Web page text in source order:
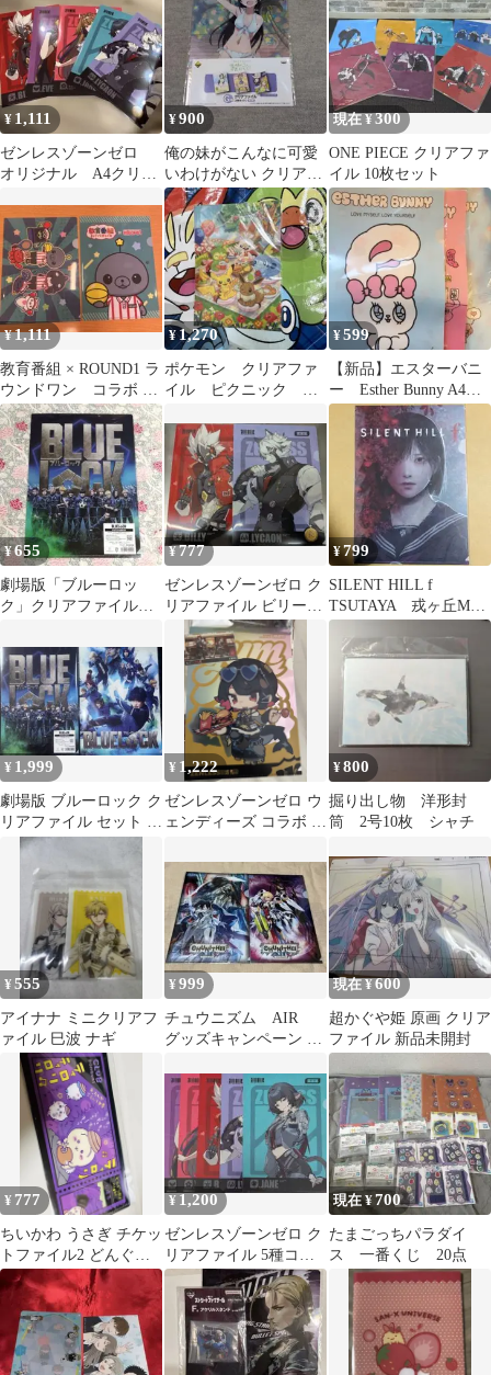
¥ 1,111
ゼンレスゾーンゼロ
オリジナル A4クリア
¥900
俺の妹がこんなに可愛
いわけがない クリアフ
ァイル3枚セット
現在 ¥300
ONE PIECE クリアファ
イル 10枚セット
¥1,111
教育番組 × ROUND1 ラ
ウンドワン コラボ ク
リアファイル 2種セッ
ト
¥1,270
ポケモン クリアファ
イル ピクニック メ
ルノリ
¥599
【新品】エスターバニ
ー Esther Bunny A4ク
リアファイル 3枚セッ
¥655
劇場版「ブルーロッ
ク」クリアファイル☆
K&TEAM綱啓永
¥777
ゼンレスゾーンゼロ ク
リアファイル ビリー＆
ライカン 2種セット
¥799
SILENT HILL f
TSUTAYA 戎ヶ丘MAP
和風クリアファイル
雛子
¥ 1,999
劇場版 ブルーロック ク
リアファイル セット 高
橋文哉 凪誠士郎
¥ 1,222
ゼンレスゾーンゼロ ウ
ェンディーズ コラボ ク
¥800
掘り出し物 洋形封
筒 2号10枚 シャチ
¥555
アイナナ ミニクリアフ
ァイル 巳波 ナギ
¥999
チュウニズム AIR
グッズキャンペーン ク
リートセット
現在 ¥600
超かぐや姫 原画 クリア
ファイル 新品未開封
¥ 777
ちいかわ うさぎ チケッ
トファイル2 どんぐり
DJナイト 入場券
¥ 1,200
ゼンレスゾーンゼロ ク
リアファイル 5種コン
プセット ZZZ
現在 ¥700
たまごっちパラダイ
ス 一番くじ 20点